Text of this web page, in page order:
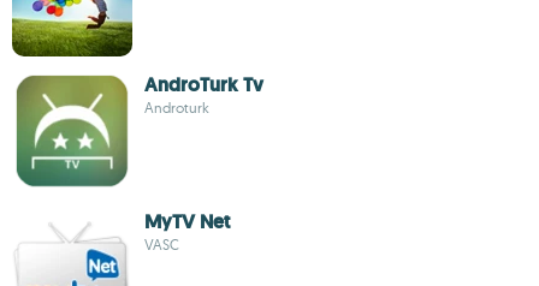
AndroTurk Tv
Androturk
MyTV Net
VASC